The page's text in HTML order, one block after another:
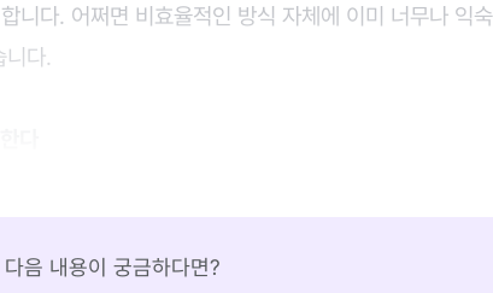
니다. 어쩌면 비효율적인 방식 자체에 이미 너무나 익
니다.
다음 내용이 궁금하다면?